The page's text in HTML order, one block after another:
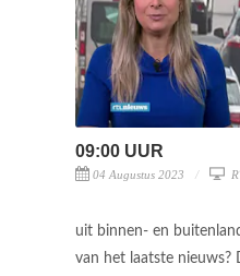
09:00 UUR
04 Augustus 2023
uit binnen- en
van het laatste nieuws?